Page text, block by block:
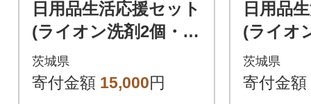
日用品生活応援セット
(ライオン洗剤2個・ク
レラップ4本)
茨城県
寄付金額 15,000円
日用品
(ライオ
レラッ
茨城県
寄付金額